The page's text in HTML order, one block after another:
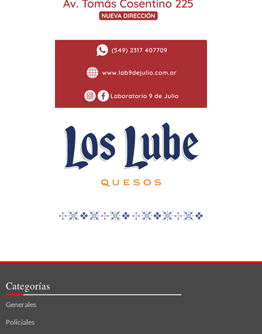
Categorías
Generales
Policiales